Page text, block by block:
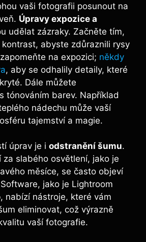
vaši fotografii posunout na
Úpravy expozice a
udělat zázraky. Začněte tím,
abyste zdůraznili rysy
na ⁤expozici; někdy
, aby se odhalily detaily, které⁣
Dále můžete
tónováním ⁣barev. Například
nádechu může vaší
tajemství a‌ magie.
úprav je i odstranění šumu.
za slabého osvětlení, jako je
měsíce, se často ⁣objeví
jako je‌ Lightroom
nabízí nástroje, které vám
eliminovat, což výrazně
vaší fotografie.